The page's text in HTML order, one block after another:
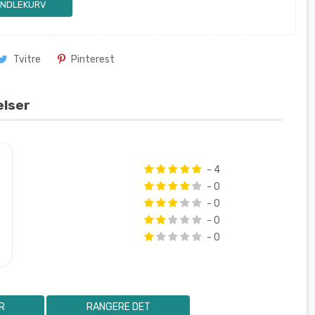
Tvitre Pinterest
- 4
- 0
- 0
- 0
- 0
RANGERE DET